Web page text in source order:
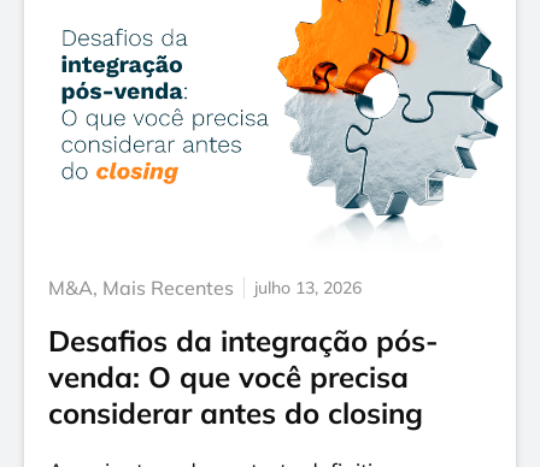
M&A, Mais Recentes julho 13, 2026
Desafios da integração pós-
venda: O que você precisa
considerar antes do closing